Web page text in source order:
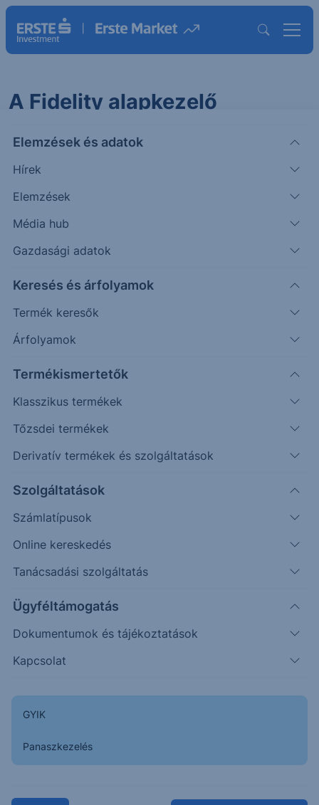
Elemzések és adatok
Hírek
Elemzések
Média hub
Gazdasági adatok
Keresés és árfolyamok
Termék keresők
Árfolyamok
Termékismertetők
Klasszikus termékek
Tőzsdei termékek
Derivatív termékek és szolgáltatások
Szolgáltatások
Számlatípusok
Online kereskedés
Tanácsadási szolgáltatás
Ügyféltámogatás
Dokumentumok és tájékoztatások
Kapcsolat
GYIK
Panaszkezelés
A Fidelity alapkezelő
érintő változásokról
Tisztelt Ügyfelünk!
LOW VOLATILITY EQUITY FUND alapját érintő
változásáról a csatolmányban találja.
Üdvözlettel:
Erste Befektetési Zrt.
Kapcsolódó dokumentum
Closure
Visszalépés a közzétételekhez
Kapcsolódó alapkezelő:
Keresés közzétételeink közt